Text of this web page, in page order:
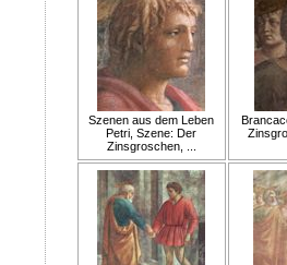
Szenen aus dem Leben
Petri, Szene: Der
Zinsgroschen, ...